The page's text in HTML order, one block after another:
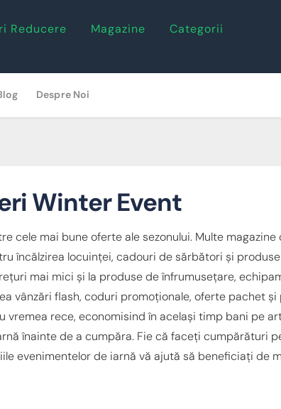
Reducere Magazine Categorii
Despre Noi
Winter Event
cele mai bune oferte ale sezonului. Multe
încălzirea locuinței, cadouri de sărbători și
mai mici și la produse de înfrumusețare,
vânzări flash, coduri promoționale, oferte pachet
rece, economisind în același timp bani pe
înainte de a cumpăra. Fie că faceți cumpărături
evenimentelor de iarnă vă ajută să beneficiați de